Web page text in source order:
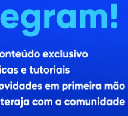
Contato